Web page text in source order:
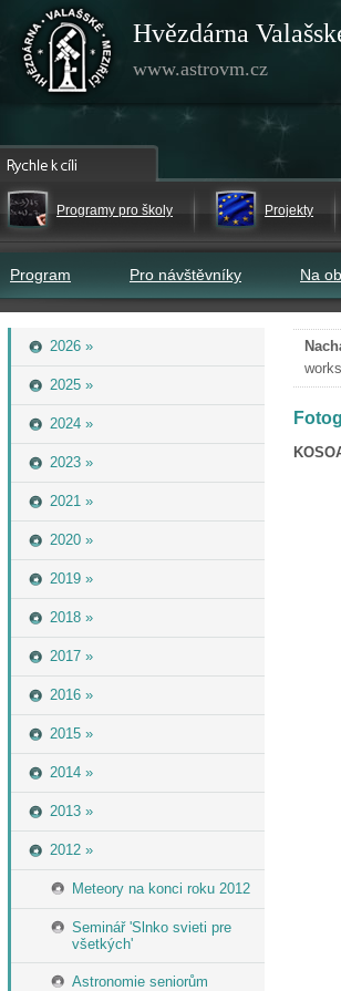
Hvězdárna
www.astrovm.cz
Programy pro školy Projekty
Program Pro návštěvníky Na
2026 »
2025 »
2024 »
2023 »
2021 »
2020 »
2019 »
2018 »
2017 »
2016 »
2015 »
2014 »
2013 »
2012 »
Meteory na konci roku 2012
Seminář 'Slnko svieti pre
všetkých'
Astronomie seniorům